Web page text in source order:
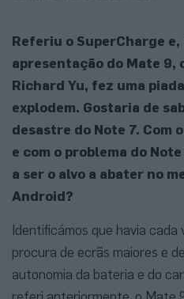
Referiu o SuperCharge
apresentação do Mate 9,
Richard Yu, fez uma
explodem. Gostaria de
desastre do Note 7. Com
e com o problema do
a ser o alvo a abater no
Android?
Identificámos que havia cada
procura de ecrãs maiores e
autonomia da bateria e do